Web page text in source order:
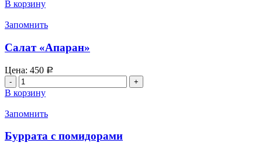
Салат
"Спанах"
В корзину
Запомнить
Салат «Апаран»
Цена: 450 Р
Количество
товара
Салат
"Апаран"
В корзину
Запомнить
Буррата с помидорами